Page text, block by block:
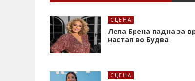
СЦЕНА
Лепа Брена падна за
настап во Будва
СЦЕНА